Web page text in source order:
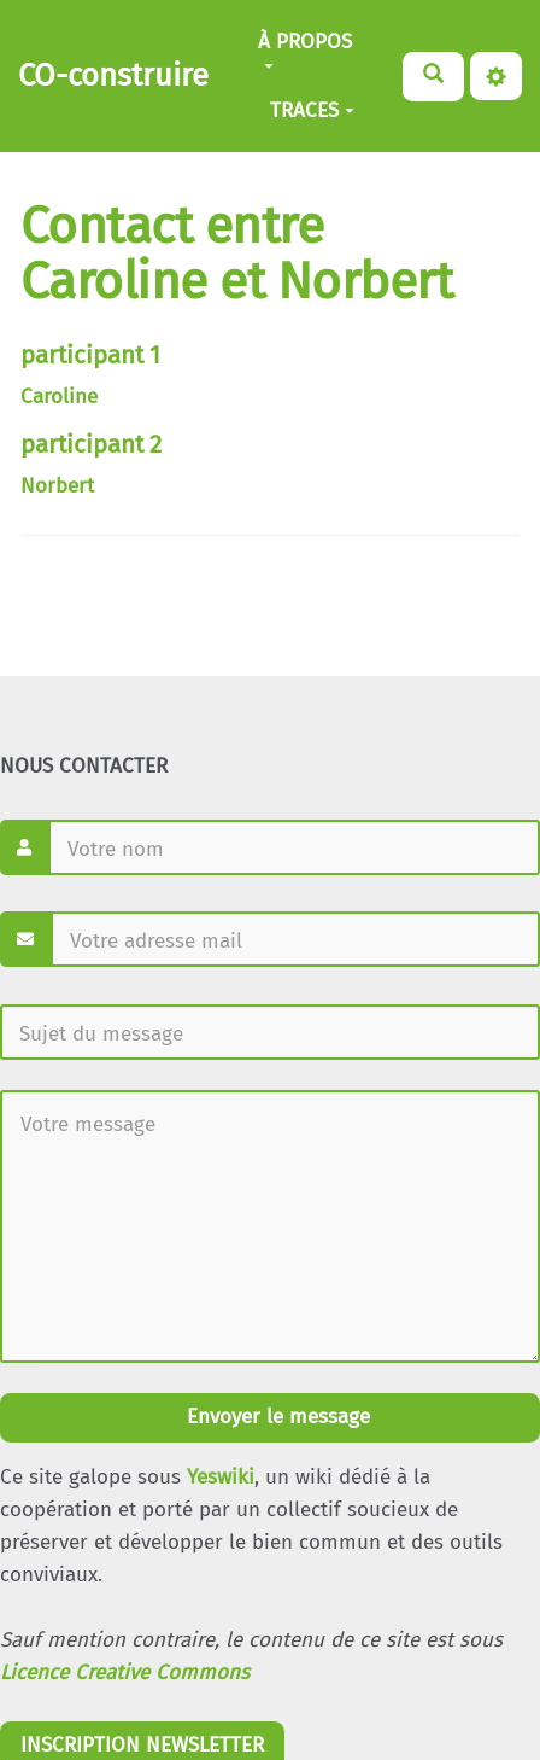
Aller au contenu principal
CO-construire
À PROPOS
TRACES
Contact entre
Caroline et Norbert
participant 1
Caroline
participant 2
Norbert
NOUS CONTACTER
Envoyer le message
Ce site galope sous Yeswiki, un wiki dédié à la
coopération et porté par un collectif soucieux de
préserver et développer le bien commun et des outils
conviviaux.
Sauf mention contraire, le contenu de ce site est sous
Licence Creative Commons
INSCRIPTION NEWSLETTER